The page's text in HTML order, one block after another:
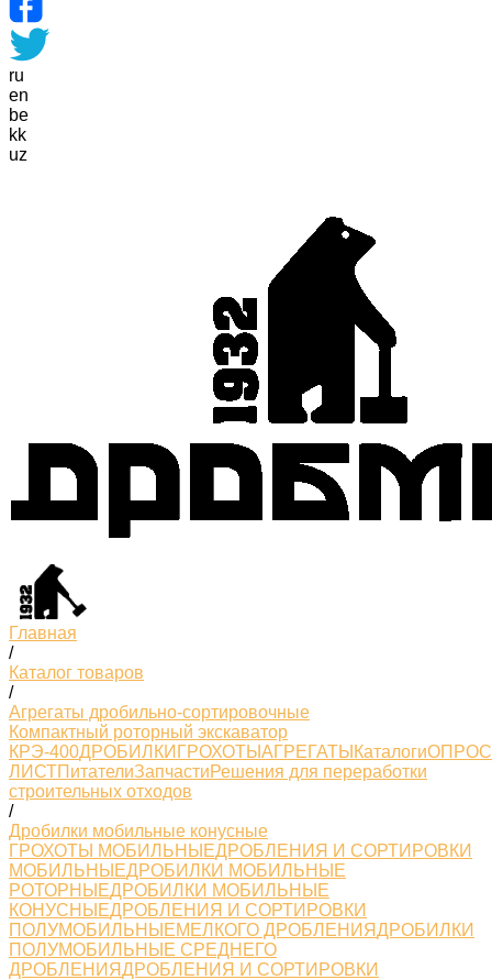
ru
en
be
kk
uz
Главная
/
Каталог товаров
/
Агрегаты дробильно-сортировочные
Компактный роторный экскаватор
КРЭ-400ДРОБИЛКИ ГРОХОТЫ АГРЕГАТЫ Каталоги
ЛИСТПитателиЗапчастиРешения для переработки
строительных отходов
/
Дробилки мобильные конусные
ГРОХОТЫ МОБИЛЬНЫЕДРОБЛЕНИЯ И СОРТИРОВКИ
МОБИЛЬНЫЕДРОБИЛКИ МОБИЛЬНЫЕ
РОТОРНЫЕДРОБИЛКИ МОБИЛЬНЫЕ
КОНУСНЫЕДРОБЛЕНИЯ И СОРТИРОВКИ
ПОЛУМОБИЛЬНЫЕМЕЛКОГО ДРОБЛЕНИЯДРОБИЛКИ
ПОЛУМОБИЛЬНЫЕ СРЕДНЕГО
ДРОБЛЕНИЯДРОБЛЕНИЯ И СОРТИРОВКИ